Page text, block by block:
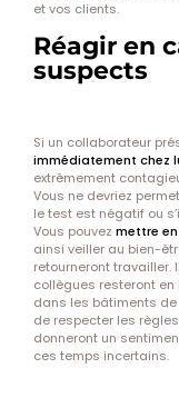
et vos clients.
Réagir en
suspects
Si un collaborateur
immédiatement chez
extrêmement
Vous ne devriez
le test est négatif ou
Vous pouvez mettre
ainsi veiller au bien-
retourneront
collègues resteront
dans les bâtiments de
de respecter les
donneront un
ces temps incertains.